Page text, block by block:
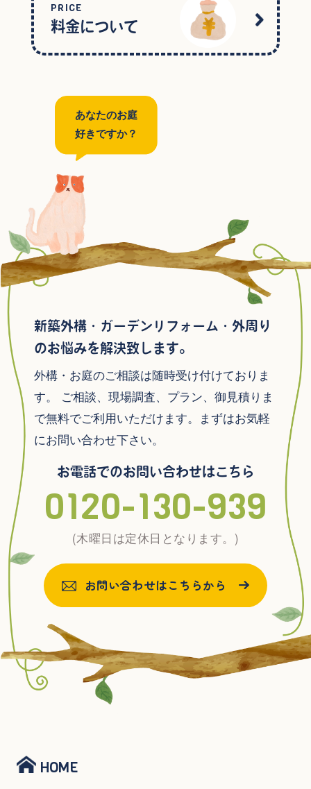
PRICE
料金について
あなたのお庭
好きですか？
新築外構・ガーデンリフォーム・外周り
のお悩みを解決致します。
外構・お庭のご相談は随時受け付けておりま
す。
ご相談、現場調査、プラン、御見積りま
で無料でご利用いただけます。まずはお気軽
にお問い合わせ下さい。
お電話でのお問い合わせはこちら
0120-130-939
(木曜日は定休日となります。)
お問い合わせはこちらから
HOME